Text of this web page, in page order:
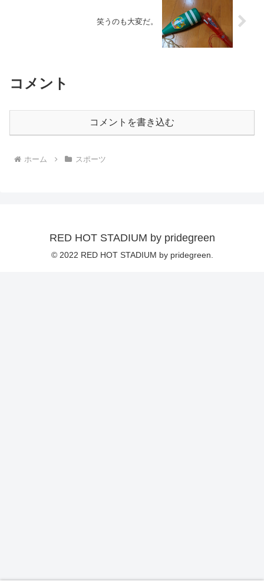
笑うのも大変だ。
コメント
コメントを書き込む
ホーム スポーツ
RED HOT STADIUM by pridegreen
© 2022 RED HOT STADIUM by pridegreen.